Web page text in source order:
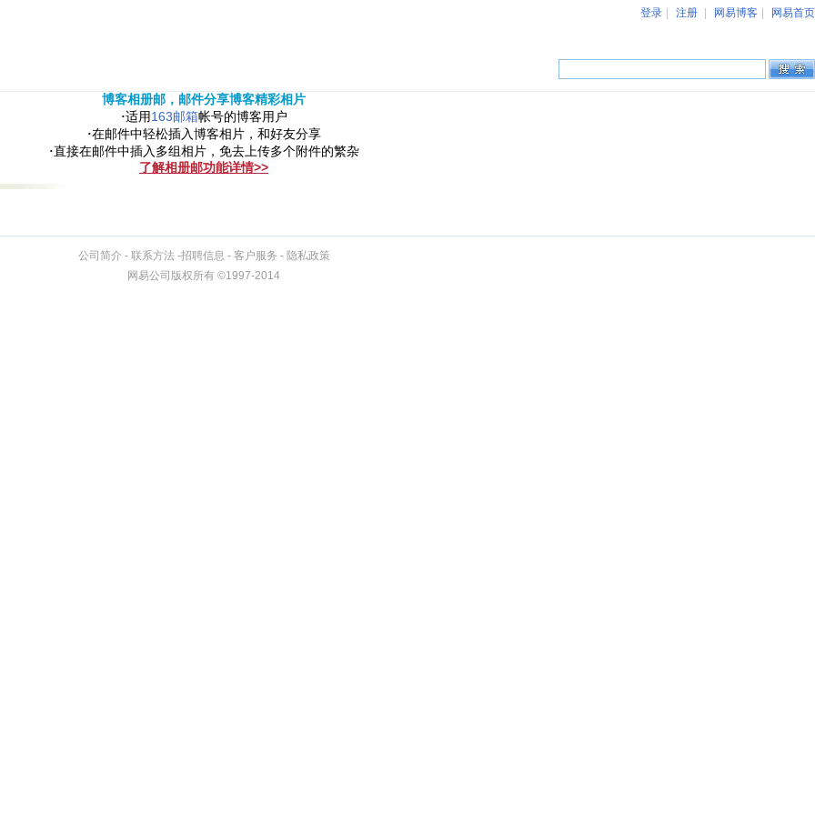
登录 注册 网易博客 网易首页
博客相册邮，邮件分享博客精彩相片
·适用163邮箱帐号的博客用户
·在邮件中轻松插入博客相片，和好友分享
·直接在邮件中插入多组相片，免去上传多个附件的繁杂
了解相册邮功能详情>>
公司简介 - 联系方法 -招聘信息 - 客户服务 - 隐私政策
网易公司版权所有 ©1997-2014